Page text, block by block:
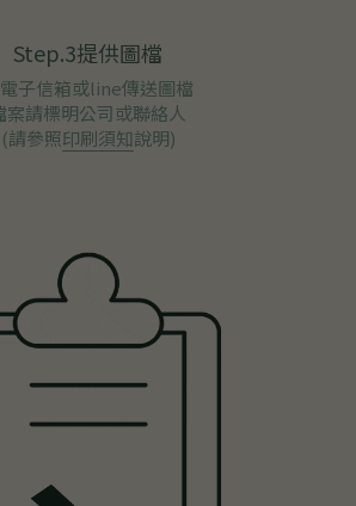
Step.3提供圖檔
子信箱或line傳送圖檔
案請標明公司或聯絡人
(請參照印刷須知說明)